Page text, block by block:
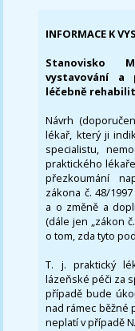
INFORMACE K
Stanovisko
vystavování a
léčebně
Návrh
lékař, který ji
specialistu,
praktického
přezkoumání
zákona č. 48/
a o změně a
(dále jen „zákon
o tom, zda tyto
T. j. praktický
lázeňské péči za
případě bude
nad rámec běžné
neplatí v případě